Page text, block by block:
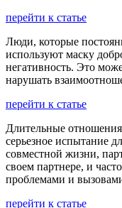
перейти к статье
Люди, которые
используют маску
негативность. Это
нарушать
перейти к статье
Длительные отношения
серьезное испытание
совместной жизни,
своем партнере, и
проблемами и
перейти к статье